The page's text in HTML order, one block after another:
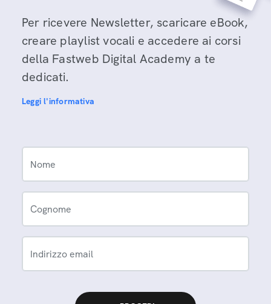
Per ricevere Newsletter, scaricare eBook,
creare playlist vocali e accedere ai corsi
della Fastweb Digital Academy a te
dedicati.
Leggi l'informativa
Nome
Cognome
Indirizzo email